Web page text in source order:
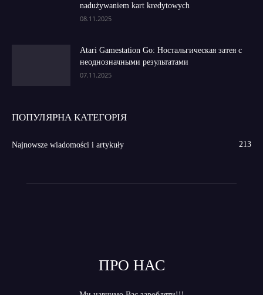
nadużywaniem kart kredytowych
08.11.2025
Atari Gamestation Go: Ностальгическая затея с
неоднозначными результатами
07.11.2025
ПОПУЛЯРНА КАТЕГОРІЯ
Najnowsze wiadomości i artykuły 213
ПРО НАС